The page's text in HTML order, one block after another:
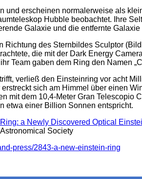
und erscheinen normalerweise als
Hubble beobachtet. Ihre
Galaxie und die entfernte
Richtung des Sternbildes Sculptor
die mit der Dark Energy
Team gaben dem Ring den Namen
verließ den Einsteinring vor acht
sich am Himmel über einen
mit dem 10,4-Meter Gran
etwa einer Billion Sonnen entspricht.
a Newly Discovered Optical
Society
press/2843-a-new-einstein-ring